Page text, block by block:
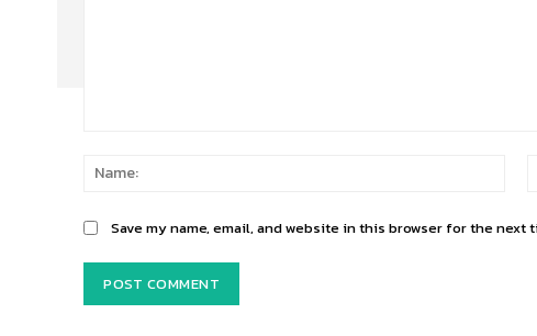
Save my name, email, and website in this browser for the next